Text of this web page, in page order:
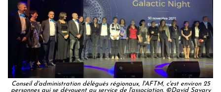
Conseil d'administration délégués régionaux, l'AFTM, c'est environ 25
personnes qui se dévouent au service de l'association. ©David Savary